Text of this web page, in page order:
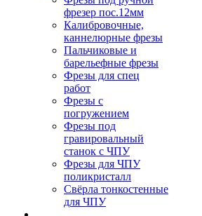
фрезер пос.12мм
Калибровочные,
каннелюрные фрезы
Пальчиковые и
барельефные фрезы
Фрезы для спец
работ
Фрезы с
погружением
Фрезы под
гравировальный
станок с ЧПУ
Фрезы для ЧПУ
поликристалл
Свёрла тонкостенные
для ЧПУ